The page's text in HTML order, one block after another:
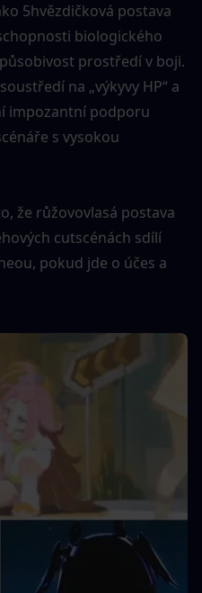
5hvězdičková postava
biologického
prostředí v boji.
na „výkyvy HP“ a
impozantní podporu
s vysokou
že růžovovlasá postava
cutscénách sdílí
pokud jde o účes a